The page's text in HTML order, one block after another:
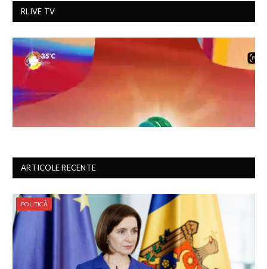
RLIVE TV
ARTICOLE RECENTE
POLITICĂ